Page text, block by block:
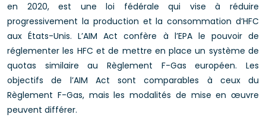
en 2020, est une loi fédérale qui vise à réduire
progressivement la production et la consommation d’HFC
aux États-Unis. L’AIM Act confère à l’EPA le pouvoir de
réglementer les HFC et de mettre en place un système de
quotas similaire au Règlement F-Gas européen. Les
objectifs de l’AIM Act sont comparables à ceux du
Règlement F-Gas, mais les modalités de mise en œuvre
peuvent différer.